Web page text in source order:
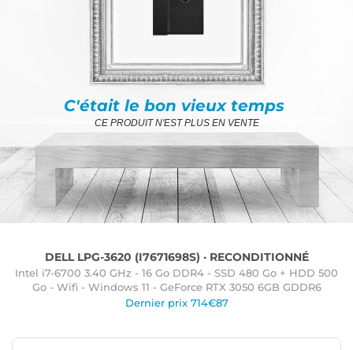
C'était le bon vieux temps
CE PRODUIT N'EST PLUS EN VENTE
DELL LPG-3620 (I7671698S) · RECONDITIONNÉ
Intel i7-6700 3.40 GHz - 16 Go DDR4 - SSD 480 Go + HDD 500
Go - Wifi - Windows 11 - GeForce RTX 3050 6GB GDDR6
Dernier prix 714€87